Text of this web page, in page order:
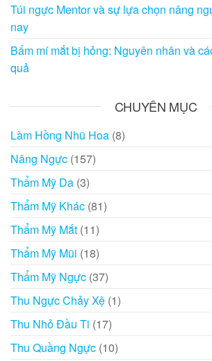
Túi ngực Mentor và sự lựa chọn nâng
nay
Bấm mí mắt bị hỏng: Nguyên nhân và
quả
CHUYÊN MỤC
Làm Hồng Nhũ Hoa (8)
Nâng Ngực (157)
Thẩm Mỹ Da (3)
Thẩm Mỹ Khác (81)
Thẩm Mỹ Mắt (11)
Thẩm Mỹ Mũi (18)
Thẩm Mỹ Ngực (37)
Thu Ngực Chảy Xệ (1)
Thu Nhỏ Đầu Ti (17)
Thu Quầng Ngực (10)